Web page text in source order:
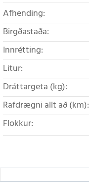
Afhending:
Birgðastaða:
Innrétting:
Litur:
Dráttargeta (kg):
Rafdrægni allt að (km):
Flokkur: